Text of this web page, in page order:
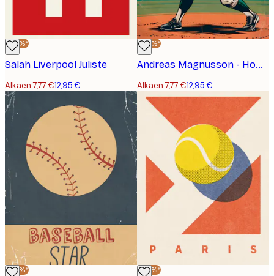
-40%*
Salah Liverpool Juliste
Alkaen 7,77 €12,95 €
-40%*
Andreas Magnusson - Home Run Season Juliste
Alkaen 7,77 €12,95 €
-40%* -40%*